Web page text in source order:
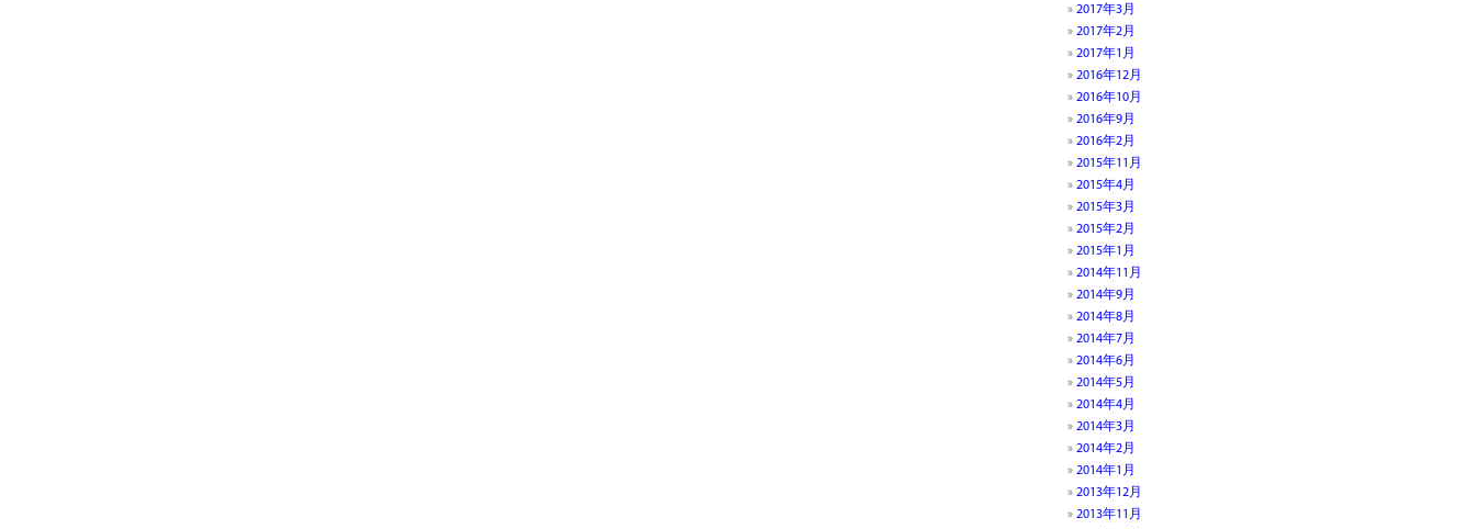
2017年3月
2017年2月
2017年1月
2016年12月
2016年10月
2016年9月
2016年2月
2015年11月
2015年4月
2015年3月
2015年2月
2015年1月
2014年11月
2014年9月
2014年8月
2014年7月
2014年6月
2014年5月
2014年4月
2014年3月
2014年2月
2014年1月
2013年12月
2013年11月